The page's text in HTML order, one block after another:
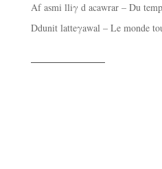
Af asmi lliγ d acawrar – Du
Ddunit latteγawal – Le monde
——————